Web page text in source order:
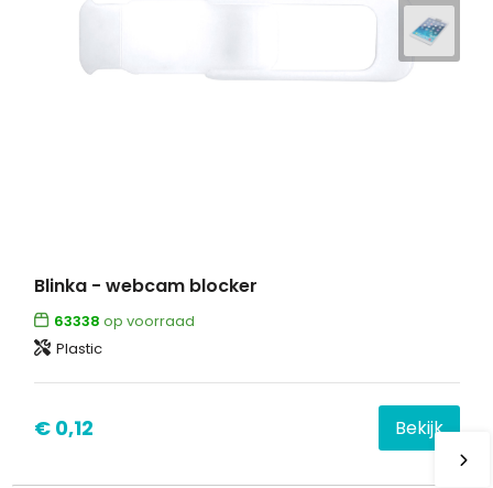
Blinka - webcam blocker
63338 op voorraad
Plastic
€ 0,12 Bekijk